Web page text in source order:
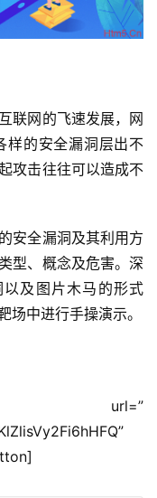
联网的飞速发展，网
样的安全漏洞层出不
攻击往往可以造成不
安全漏洞及其利用方
型、概念及危害。深
及图片木马的形式
中进行手操演示。